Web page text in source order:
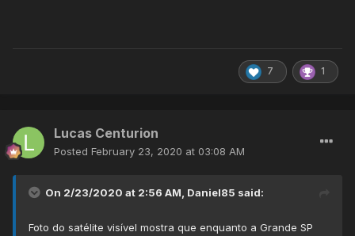
7 1
Lucas Centurion
Posted February 23, 2020 at 03:08 AM
On 2/23/2020 at 2:56 AM, Daniel85 said:
Foto do satélite visível mostra que enquanto a Grande SP